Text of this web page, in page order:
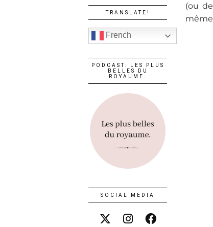
(ou
TRANSLATE!
French
PODCAST: LES PLUS
BELLES DU
ROYAUME.
SOCIAL MEDIA